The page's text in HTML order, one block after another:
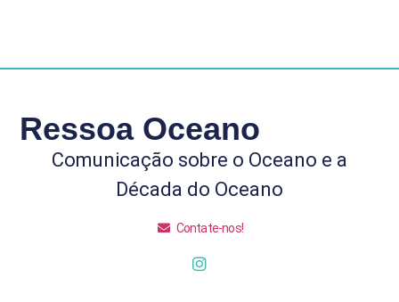
Ressoa Oceano
Comunicação sobre o Oceano e a
Década do Oceano
Contate-nos!